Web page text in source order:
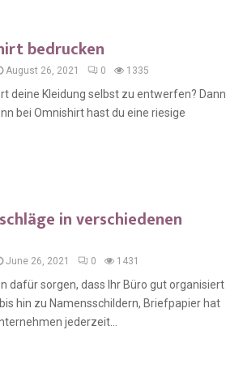
bedrucken
August 26, 2021 0 1335
deine Kleidung selbst zu entwerfen? Dann
bei Omnishirt hast du eine riesige
in verschiedenen
June 26, 2021 0 1431
dafür sorgen, dass Ihr Büro gut organisiert
hin zu Namensschildern, Briefpapier hat
jederzeit...